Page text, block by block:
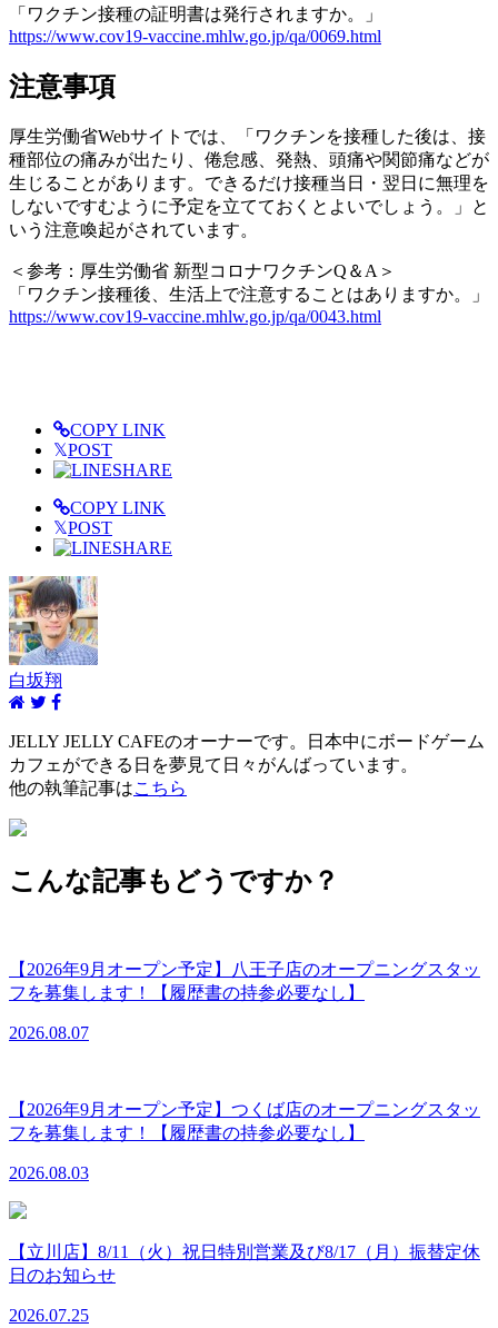
「ワクチン接種の証明書は発行されますか。」
https://www.cov19-vaccine.mhlw.go.jp/qa/0069.html
注意事項
厚生労働省Webサイトでは、「ワクチンを接種した後は、接
種部位の痛みが出たり、倦怠感、発熱、頭痛や関節痛などが
生じることがあります。できるだけ接種当日・翌日に無理を
しないですむように予定を立てておくとよいでしょう。」と
いう注意喚起がされています。
＜参考：厚生労働省 新型コロナワクチンQ＆A＞
「ワクチン接種後、生活上で注意することはありますか。」
https://www.cov19-vaccine.mhlw.go.jp/qa/0043.html
COPY LINK
𝕏POST
SHARE
COPY LINK
𝕏POST
SHARE
白坂翔
JELLY JELLY CAFEのオーナーです。日本中にボードゲーム
カフェができる日を夢見て日々がんばっています。
他の執筆記事はこちら
こんな記事もどうですか？
【2026年9月オープン予定】八王子店のオープニングスタッ
フを募集します！【履歴書の持参必要なし】
2026.08.07
【2026年9月オープン予定】つくば店のオープニングスタッ
フを募集します！【履歴書の持参必要なし】
2026.08.03
【立川店】8/11（火）祝日特別営業及び8/17（月）振替定休
日のお知らせ
2026.07.25